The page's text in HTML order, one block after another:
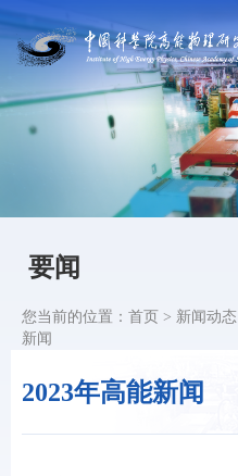
要闻
2023年高能新闻
您当前的位置： 首页 > 新闻动态
新闻